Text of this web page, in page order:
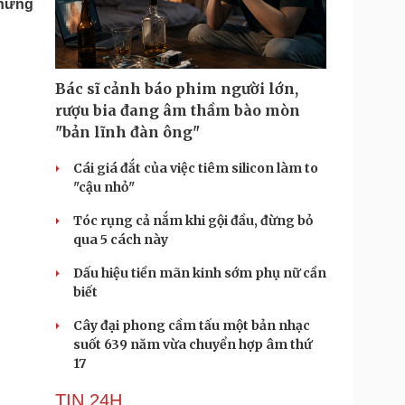
nghiệp 24h
Doanh nhân
Vì cộng đồng
Tin Công nghệ
Trải nghiệm
Chuyển đổi số
Podcast
Đọc truyện đêm khuya
Cửa sổ tình yêu
Kể chuyện cho bé
Bác sĩ cảnh báo phim người lớn,
rượu bia đang âm thầm bào mòn
"bản lĩnh đàn ông"
Cái giá đắt của việc tiêm silicon làm to
"cậu nhỏ"
Tóc rụng cả nắm khi gội đầu, đừng bỏ
qua 5 cách này
Dấu hiệu tiền mãn kinh sớm phụ nữ cần
biết
Cây đại phong cầm tấu một bản nhạc
suốt 639 năm vừa chuyển hợp âm thứ
17
TIN 24H